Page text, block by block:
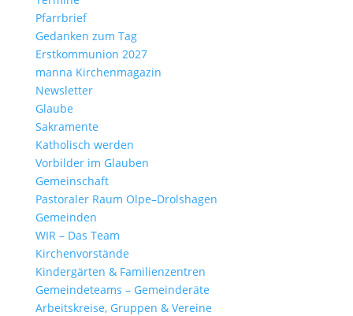
Pfarr­brief
Gedanken zum Tag
Erst­kom­mu­nion 2027
manna Kirchen­ma­gazin
News­letter
Glaube
Sakra­mente
Katho­lisch werden
Vorbilder im Glauben
Gemein­schaft
Pasto­raler Raum Olpe–Drolshagen
Gemeinden
WIR – Das Team
Kirchen­vor­stände
Kinder­gärten & Familienzentren
Gemein­de­teams – Gemeinderäte
Arbeits­kreise, Gruppen & Vereine